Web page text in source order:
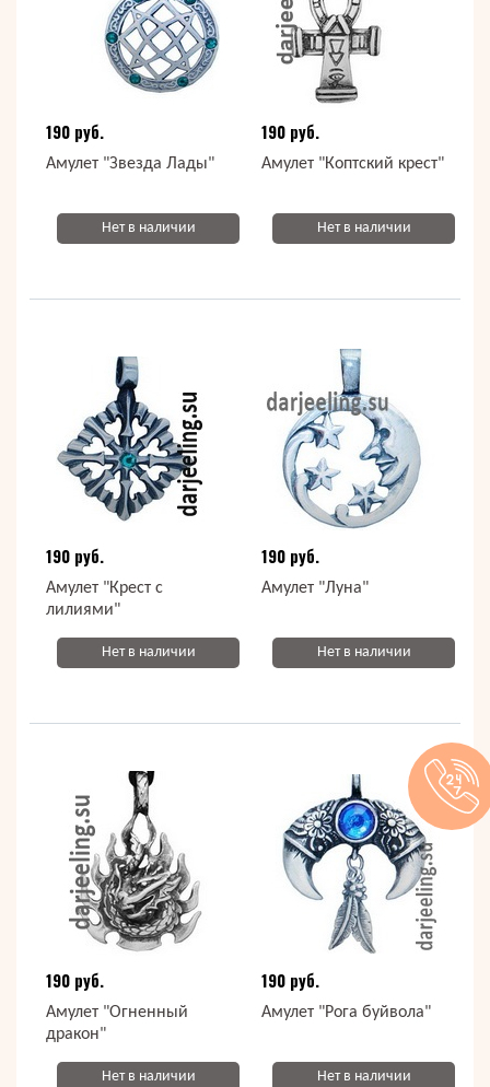
190 руб.
Амулет "Звезда Лады"
Нет в наличии
190 руб.
Амулет "Коптский крест"
Нет в наличии
190 руб.
Амулет "Крест с
лилиями"
Нет в наличии
190 руб.
Амулет "Луна"
Нет в наличии
190 руб.
Амулет "Огненный
дракон"
Нет в наличии
190 руб.
Амулет "Рога буйвола"
Нет в наличии